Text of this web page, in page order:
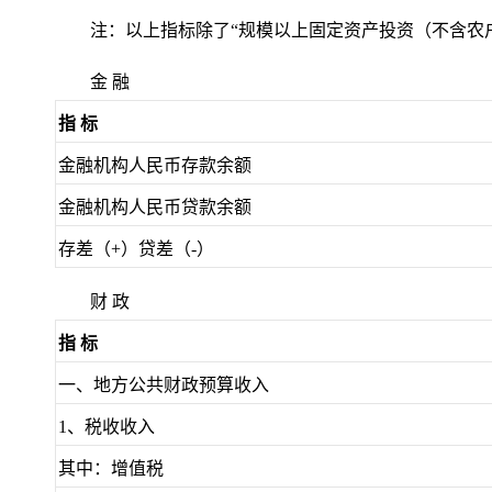
注：以上指标除了“规模以上固定资产投资（不含
金 融
指 标
金融机构人民币存款余额
金融机构人民币贷款余额
存差（+）贷差（-）
财 政
指 标
一、地方公共财政预算收入
1、税收收入
其中：增值税